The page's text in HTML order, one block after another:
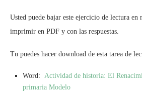
Usted puede bajar este ejercicio de lectura en
imprimir en PDF y con las respuestas.
Tu puedes hacer download de esta tarea de
Word: Actividad de historia: El
primaria Modelo